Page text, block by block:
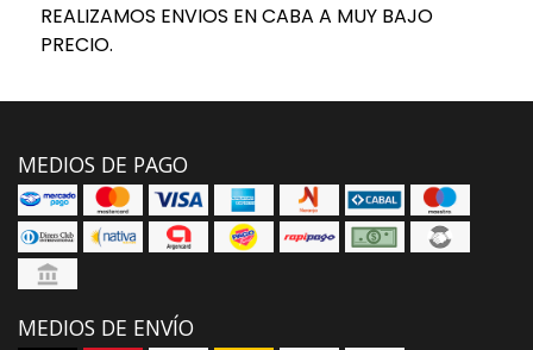
REALIZAMOS ENVIOS EN CABA A MUY BAJO
PRECIO.
MEDIOS DE PAGO
MEDIOS DE ENVÍO